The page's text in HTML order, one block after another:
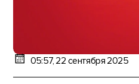
05:57, 22 сентября 2025